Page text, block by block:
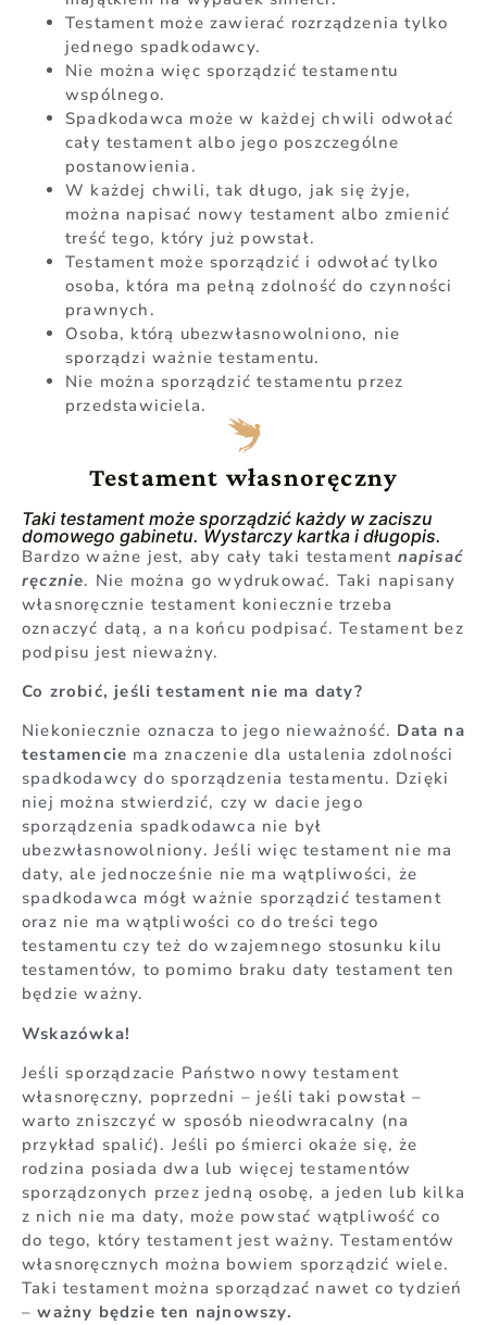
Testament może zawierać rozrządzenia tylko
jednego spadkodawcy.
Nie można więc sporządzić testamentu
wspólnego.
Spadkodawca może w każdej chwili odwołać
cały testament albo jego poszczególne
postanowienia.
W każdej chwili, tak długo, jak się żyje,
można napisać nowy testament albo zmienić
treść tego, który już powstał.
Testament może sporządzić i odwołać tylko
osoba, która ma pełną zdolność do czynności
prawnych.
Osoba, którą ubezwłasnowolniono, nie
sporządzi ważnie testamentu.
Nie można sporządzić testamentu przez
przedstawiciela.
Testament własnoręczny
Taki testament może sporządzić każdy w zaciszu
domowego gabinetu. Wystarczy kartka i długopis.
Bardzo ważne jest, aby cały taki testament napisać
ręcznie. Nie można go wydrukować. Taki napisany
własnoręcznie testament koniecznie trzeba
oznaczyć datą, a na końcu podpisać. Testament bez
podpisu jest nieważny.
Co zrobić, jeśli testament nie ma daty?
Niekoniecznie oznacza to jego nieważność. Data na
testamencie ma znaczenie dla ustalenia zdolności
spadkodawcy do sporządzenia testamentu. Dzięki
niej można stwierdzić, czy w dacie jego
sporządzenia spadkodawca nie był
ubezwłasnowolniony. Jeśli więc testament nie ma
daty, ale jednocześnie nie ma wątpliwości, że
spadkodawca mógł ważnie sporządzić testament
oraz nie ma wątpliwości co do treści tego
testamentu czy też do wzajemnego stosunku kilu
testamentów, to pomimo braku daty testament ten
będzie ważny.
Wskazówka!
Jeśli sporządzacie Państwo nowy testament
własnoręczny, poprzedni – jeśli taki powstał –
warto zniszczyć w sposób nieodwracalny (na
przykład spalić). Jeśli po śmierci okaże się, że
rodzina posiada dwa lub więcej testamentów
sporządzonych przez jedną osobę, a jeden lub kilka
z nich nie ma daty, może powstać wątpliwość co
do tego, który testament jest ważny. Testamentów
własnoręcznych można bowiem sporządzić wiele.
Taki testament można sporządzać nawet co tydzień
–ważny będzie ten najnowszy.